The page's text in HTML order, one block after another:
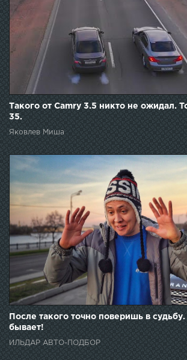
Такого от Camry 3.5 никто не ожидал.
35.
Яковлев Миша
После такого точно поверишь в
бывает!
ИЛЬДАР АВТО-ПОДБОР